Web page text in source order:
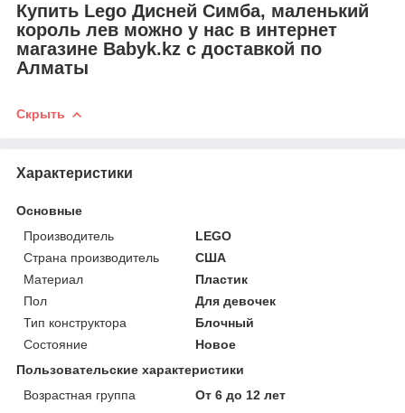
Купить Lego Дисней Симба, маленький
король лев можно у нас в интернет
магазине Babyk.kz с доставкой по
Алматы
Скрыть
Характеристики
Основные
Производитель
LEGO
Страна производитель
США
Материал
Пластик
Пол
Для девочек
Тип конструктора
Блочный
Состояние
Новое
Пользовательские характеристики
Возрастная группа
От 6 до 12 лет